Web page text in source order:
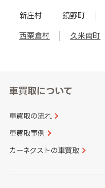
新庄村 鏡野町
西粟倉村 久米南町
車買取について
車買取の流れ
車買取事例
カーネクストの車買取